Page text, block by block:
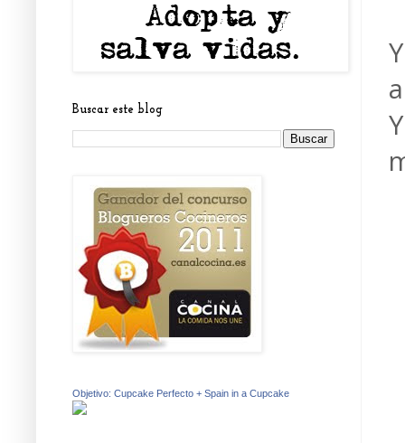
Buscar este blog
Objetivo: Cupcake Perfecto + Spain in a Cupcake